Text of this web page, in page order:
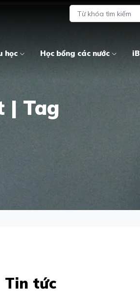
học Học bổng các nước
| Tag
Tin tức